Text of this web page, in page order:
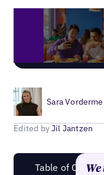
Sara
Edited byJil Jantzen
Table of